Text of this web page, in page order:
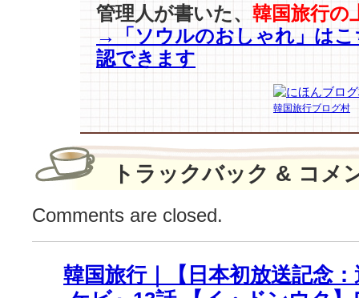
目！
お
し
は
【シ
ャ
ツ】
完
ょ
う
管理人が書いた、 韓国旅行の
→「ソウルのおしゃれ」はこ
認できます
韓国旅行ブログ村
トラックバック & コメ
Comments are closed.
韓国旅行｜【日本初放送記念